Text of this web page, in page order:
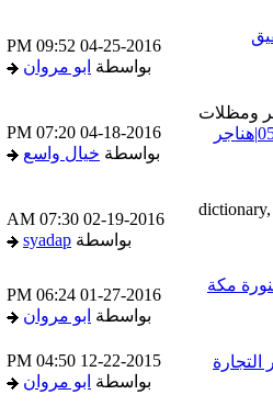
بقيق
04-25-2016
09:52 PM
بواسطةابو مروان
مظلات مواقف السيارات|مؤسسة ابتكار التظليل|0506490819|هناجر 04-18-2016
07:20 PM
بواسطةخيال واسع
02-19-2016
07:30 AM
بواسطةsyadap
المدينة المنورة مكة
01-27-2016
06:24 PM
بواسطةابو مروان
12-22-2015
04:50 PM
بواسطةابو مروان